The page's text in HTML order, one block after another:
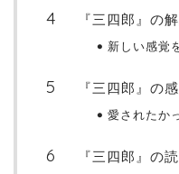
『三四郎』の
新しい感覚
『三四郎』の
愛されたか
『三四郎』の